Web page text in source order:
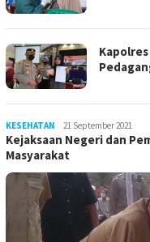
KESEHATAN LilikAbdi
21 September 2021
Kejaksaan Negeri dan
Masyarakat